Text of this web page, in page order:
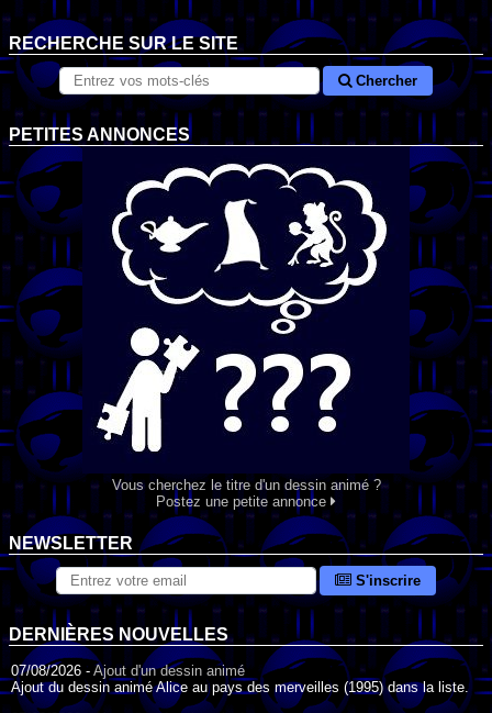
RECHERCHE SUR LE SITE
Chercher
PETITES ANNONCES
Vous cherchez le titre d'un dessin animé ?
Postez une petite annonce
NEWSLETTER
S'inscrire
DERNIÈRES NOUVELLES
07/08/2026 - Ajout d'un dessin animé
Ajout du dessin animé Alice au pays des merveilles (1995) dans la liste.